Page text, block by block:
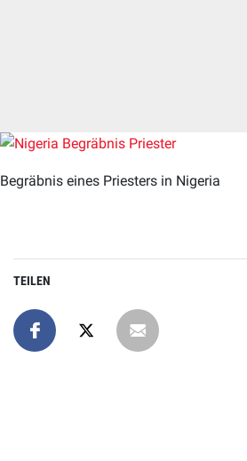
Begräbnis eines Priesters in Nigeria
TEILEN